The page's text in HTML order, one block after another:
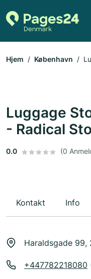
Hjem København
Luggage
- Radical
0.0 (0
Kontakt Info
Haraldsgade 99,
+447782218080